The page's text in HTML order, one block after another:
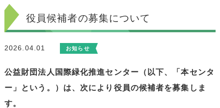
役員候補者の募集について
2026.04.01 お知らせ
公益財団法人国際緑化推進センター（以下、「本センタ
ー」という。）は、次により役員の候補者を募集しま
す。